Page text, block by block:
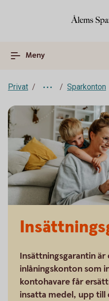
Meny
Privat Sparkonton
Insättningsgarantin
inlåningskonton som
kontohavare får
insatta medel, upp